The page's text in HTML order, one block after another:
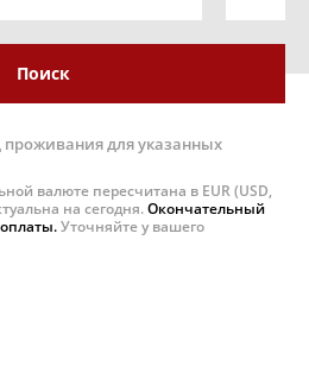
Поиск
проживания для указанных
валюте пересчитана в EUR (USD,
на сегодня.Окончательный
Уточняйте у вашего